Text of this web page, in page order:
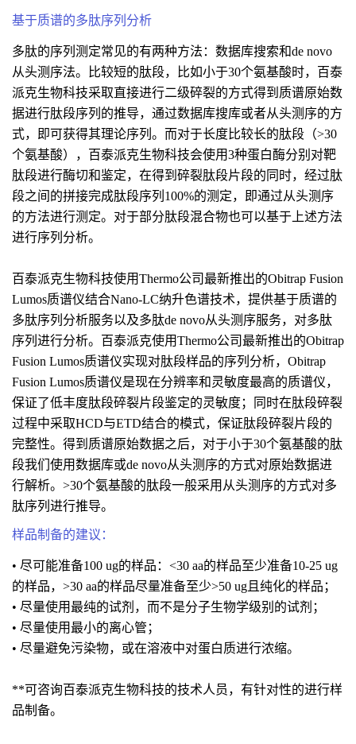
基于质谱的多肽序列分析
多肽的序列测定常见的有两种方法：数据库搜索和de novo
从头测序法。比较短的肽段，比如小于30个氨基酸时，百泰
派克生物科技采取直接进行二级碎裂的方式得到质谱原始数
据进行肽段序列的推导，通过数据库搜库或者从头测序的方
式，即可获得其理论序列。而对于长度比较长的肽段（>30
个氨基酸），百泰派克生物科技会使用3种蛋白酶分别对靶
肽段进行酶切和鉴定，在得到碎裂肽段片段的同时，经过肽
段之间的拼接完成肽段序列100%的测定，即通过从头测序
的方法进行测定。对于部分肽段混合物也可以基于上述方法
进行序列分析。
百泰派克生物科技使用Thermo公司最新推出的Obitrap Fusion
Lumos质谱仪结合Nano-LC纳升色谱技术，提供基于质谱的
多肽序列分析服务以及多肽de novo从头测序服务，对多肽
序列进行分析。百泰派克使用Thermo公司最新推出的Obitrap
Fusion Lumos质谱仪实现对肽段样品的序列分析，Obitrap
Fusion Lumos质谱仪是现在分辨率和灵敏度最高的质谱仪，
保证了低丰度肽段碎裂片段鉴定的灵敏度；同时在肽段碎裂
过程中采取HCD与ETD结合的模式，保证肽段碎裂片段的
完整性。得到质谱原始数据之后，对于小于30个氨基酸的肽
段我们使用数据库或de novo从头测序的方式对原始数据进
行解析。>30个氨基酸的肽段一般采用从头测序的方式对多
肽序列进行推导。
样品制备的建议：
• 尽可能准备100 ug的样品：<30 aa的样品至少准备10-25 ug
的样品，>30 aa的样品尽量准备至少>50 ug且纯化的样品；
• 尽量使用最纯的试剂，而不是分子生物学级别的试剂；
• 尽量使用最小的离心管；
• 尽量避免污染物，或在溶液中对蛋白质进行浓缩。
**可咨询百泰派克生物科技的技术人员，有针对性的进行样
品制备。